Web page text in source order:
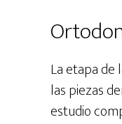
La etapa de
las piezas
estudio